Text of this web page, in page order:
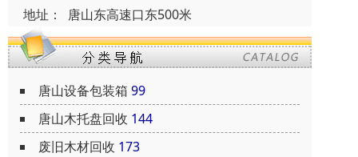
地址： 唐山东高速口东500米
唐山设备包装箱 99
唐山木托盘回收 144
废旧木材回收 173